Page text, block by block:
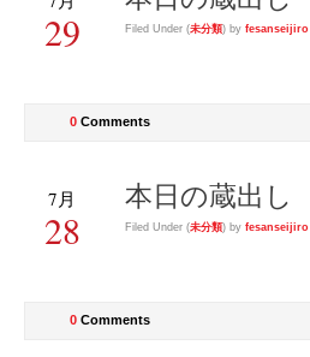
29 Filed Under (未分類) by fesanseijiro
0 Comments
7月
28
本日の蔵出し
Filed Under (未分類) by fesanseijiro
0 Comments